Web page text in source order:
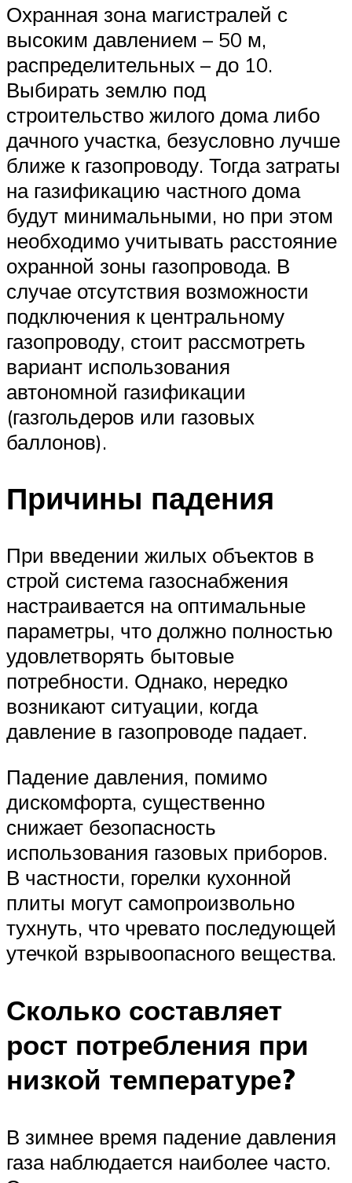
Охранная зона магистралей с
высоким давлением – 50 м,
распределительных – до 10.
Выбирать землю под
строительство жилого дома либо
дачного участка, безусловно лучше
ближе к газопроводу. Тогда затраты
на газификацию частного дома
будут минимальными, но при этом
необходимо учитывать расстояние
охранной зоны газопровода. В
случае отсутствия возможности
подключения к центральному
газопроводу, стоит рассмотреть
вариант использования
автономной газификации
(газгольдеров или газовых
баллонов).
Причины падения
При введении жилых объектов в
строй система газоснабжения
настраивается на оптимальные
параметры, что должно полностью
удовлетворять бытовые
потребности. Однако, нередко
возникают ситуации, когда
давление в газопроводе падает.
Падение давления, помимо
дискомфорта, существенно
снижает безопасность
использования газовых приборов.
В частности, горелки кухонной
плиты могут самопроизвольно
тухнуть, что чревато последующей
утечкой взрывоопасного вещества.
Сколько составляет
рост потребления при
низкой температуре?
В зимнее время падение давления
газа наблюдается наиболее часто.